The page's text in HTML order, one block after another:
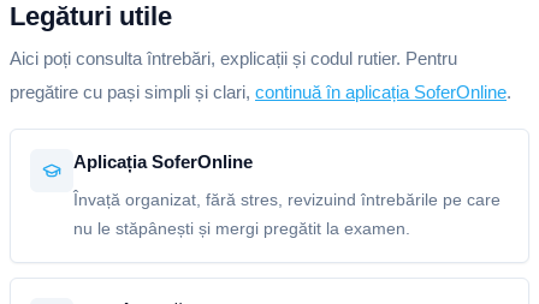
Legături utile
Aici poți consulta întrebări, explicații și codul rutier. Pentru
pregătire cu pași simpli și clari, continuă în aplicația SoferOnline.
Aplicația SoferOnline
Învață organizat, fără stres, revizuind întrebările pe care
nu le stăpânești și mergi pregătit la examen.